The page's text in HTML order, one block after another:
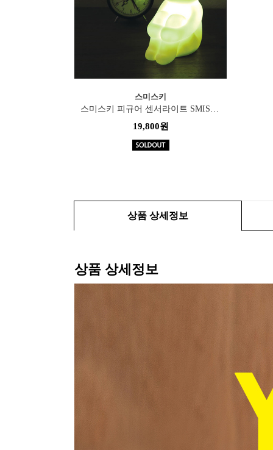
스미스키
스미스키 피규어 센서라이트 SMISKI Figure..
19,800원
상품 상세정보
상품 상세정보